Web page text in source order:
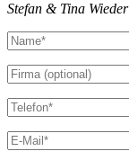
Stefan & Tina Wieder